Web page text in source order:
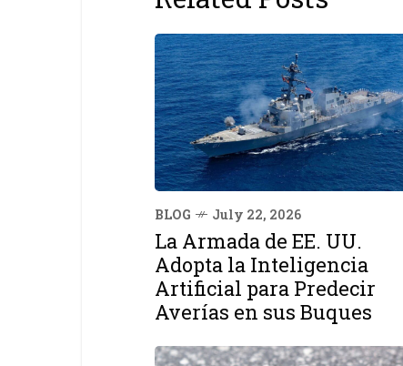
BLOG July 22, 2026
La Armada de EE. UU.
Adopta la Inteligencia
Artificial para Predecir
Averías en sus Buques